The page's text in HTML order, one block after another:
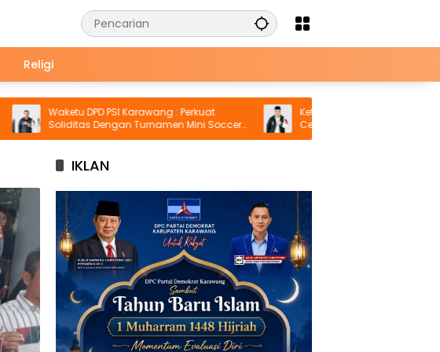
Religi
Waketu DPD PSI Karawang : Perkuat
Soliditas Dengan Turnamen Mini Soccer
GAJAH CUP
Ketua PSI Karawang Apresiasi
Cepat Bupati Jamin Hak
Karmila
IKLAN